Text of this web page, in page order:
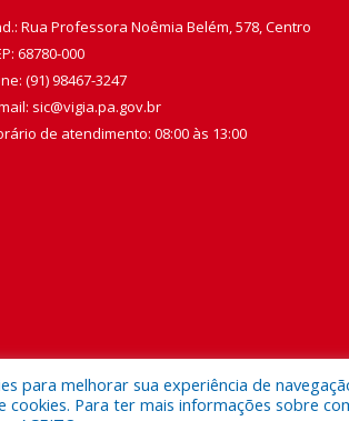
Rua Professora Noêmia Belém, 578, Centro
68780-000
(91) 98467-3247
sic@vigia.pa.gov.br
de atendimento: 08:00 às 13:00
para melhorar sua experiência de
Para ter mais informações sobre